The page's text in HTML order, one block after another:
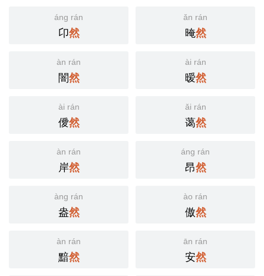
áng rán
卬然
ǎn rán
晻然
àn rán
闇然
ài rán
暧然
ài rán
僾然
ǎi rán
蔼然
àn rán
岸然
áng rán
昂然
àng rán
盎然
ào rán
傲然
àn rán
黯然
ān rán
安然